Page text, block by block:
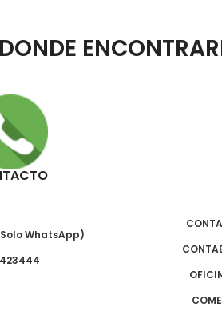
DONDE
WhatsApp)